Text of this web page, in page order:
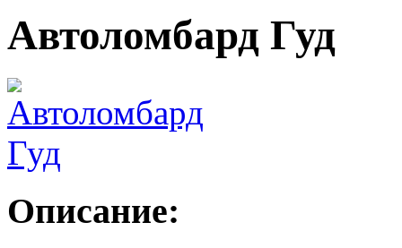
Автоломбард Гуд
Описание: